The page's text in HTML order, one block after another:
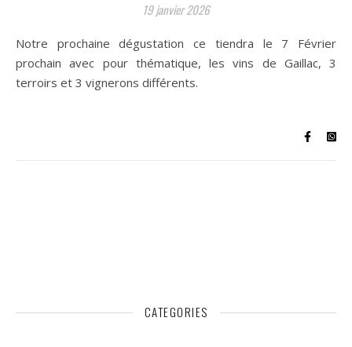
19 janvier 2026
Notre prochaine dégustation ce tiendra le 7 Février
prochain avec pour thématique, les vins de Gaillac, 3
terroirs et 3 vignerons différents.
CATEGORIES